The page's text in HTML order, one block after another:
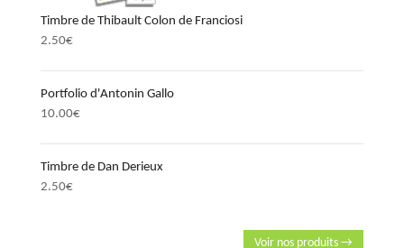
Timbre de Thibault Colon de Franciosi
2.50€
Portfolio d'Antonin Gallo
10.00€
Timbre de Dan Derieux
2.50€
Voir nos produits →